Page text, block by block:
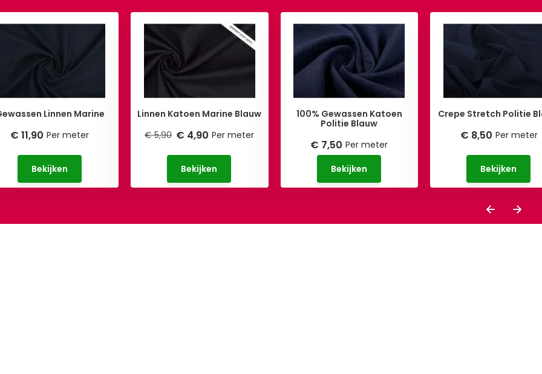
Linnen Marine
€ 11,90 Per meter
Bekijken
Linnen Katoen Marine Blauw
€ 5,90 € 4,90 Per meter
Bekijken
100% Gewassen Katoen
Politie Blauw
€ 7,50 Per meter
Bekijken
Crepe Stretch Politie
€ 8,50 Per meter
Bekijken